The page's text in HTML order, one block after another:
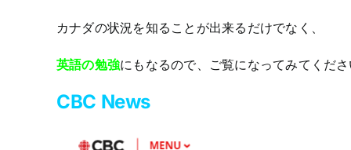
カナダの状況を知ることが出来るだけでなく、
英語の勉強にもなるので、ご覧になってみてくだ
CBC News